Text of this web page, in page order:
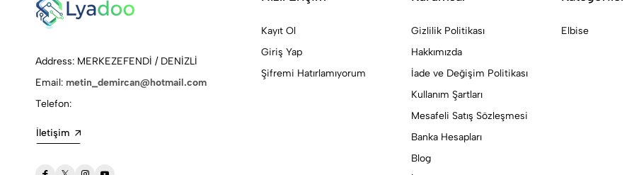
Address: MERKEZEFENDİ / DENİZLİ
Email: metin_demircan@hotmail.com
Telefon:
İletişim
Kayıt Ol
Giriş Yap
Şifremi Hatırlamıyorum
Gizlilik Politikası
Hakkımızda
İade ve Değişim Politikası
Kullanım Şartları
Mesafeli Satış Sözleşmesi
Banka Hesapları
Blog
Elbise